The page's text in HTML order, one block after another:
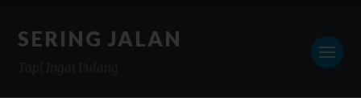
SERING JALAN